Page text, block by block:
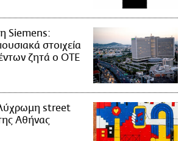
Siemens:
στοιχεία
ζητά ο ΟΤΕ
street
Αθήνας